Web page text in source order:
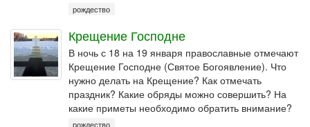
рождество
Крещение Господне
В ночь с 18 на 19 января православные отмечают
Крещение Господне (Святое Богоявление). Что
нужно делать на Крещение? Как отмечать
праздник? Какие обряды можно совершить? На
какие приметы необходимо обратить внимание?
рождество